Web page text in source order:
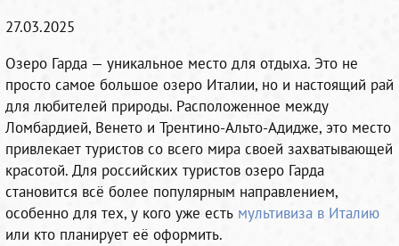
27.03.2025
Озеро Гарда — уникальное место для отдыха. Это не
просто самое большое озеро Италии, но и настоящий рай
для любителей природы. Расположенное между
Ломбардией, Венето и Трентино-Альто-Адидже, это место
привлекает туристов со всего мира своей захватывающей
красотой. Для российских туристов озеро Гарда
становится всё более популярным направлением,
особенно для тех, у кого уже есть мультивиза в Италию
или кто планирует её оформить.